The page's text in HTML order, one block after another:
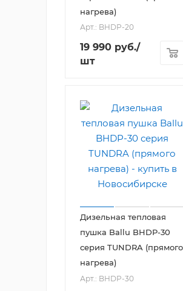
нагрева)
Арт.: BHDP-20
19 990 руб./
шт
Дизельная тепловая
пушка Ballu BHDP-30
серия TUNDRA (прямого
нагрева)
Арт.: BHDP-30